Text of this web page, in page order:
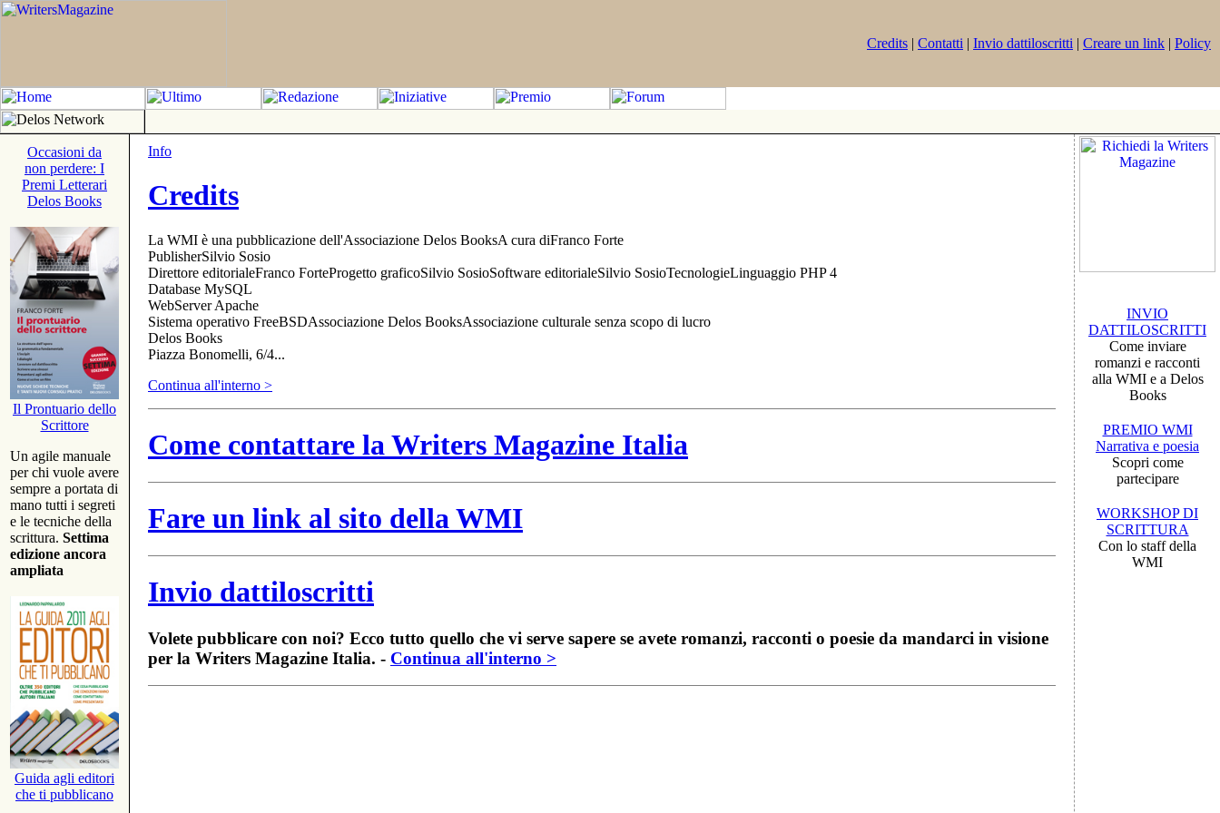
Credits | Contatti | Invio dattiloscritti | Creare un link | Policy
Occasioni da
non perdere: I
Premi Letterari
Delos Books
Il Prontuario dello
Scrittore
Un agile manuale
per chi vuole avere
sempre a portata di
mano tutti i segreti
e le tecniche della
scrittura. Settima
edizione ancora
ampliata
Guida agli editori
che ti pubblicano
Info
Credits
La WMI è una pubblicazione dell'Associazione Delos BooksA cura diFranco Forte
PublisherSilvio Sosio
Direttore editorialeFranco ForteProgetto graficoSilvio SosioSoftware editorialeSilvio SosioTecnologieLinguaggio PHP 4
Database MySQL
WebServer Apache
Sistema operativo FreeBSDAssociazione Delos BooksAssociazione culturale senza scopo di lucro
Delos Books
Piazza Bonomelli, 6/4...
Continua all'interno >
Come contattare la Writers Magazine Italia
Fare un link al sito della WMI
Invio dattiloscritti
Volete pubblicare con noi? Ecco tutto quello che vi serve sapere se avete romanzi, racconti o poesie da mandarci in visione
per la Writers Magazine Italia. - Continua all'interno >
INVIO
DATTILOSCRITTI
Come inviare
romanzi e racconti
alla WMI e a Delos
Books
PREMIO WMI
Narrativa e poesia
Scopri come
partecipare
WORKSHOP DI
SCRITTURA
Con lo staff della
WMI